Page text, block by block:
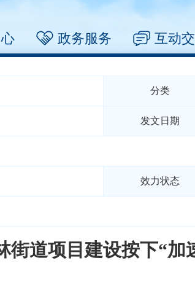
政务服务 互动
分类
发文日期
效力状态
街道项目建设按下“加